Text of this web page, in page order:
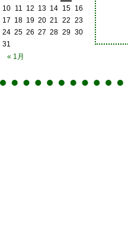
« 1月
10 11 12 13 14 15
16
17 18 19 20 21 22 23
24 25 26 27 28 29 30
31